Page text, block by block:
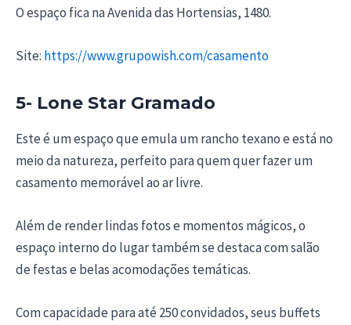
O espaço fica na Avenida das Hortensias, 1480.
Site: https://www.grupowish.com/casamento
5- Lone Star Gramado
Este é um espaço que emula um rancho texano e está no
meio da natureza, perfeito para quem quer fazer um
casamento memorável ao ar livre.
Além de render lindas fotos e momentos mágicos, o
espaço interno do lugar também se destaca com salão
de festas e belas acomodações temáticas.
Com capacidade para até 250 convidados, seus buffets